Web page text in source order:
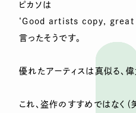
ピカソは
‘Good artists copy, great
言ったそうです。
優れたアーティスは真似る、
これ、盗作のすすめではなく（